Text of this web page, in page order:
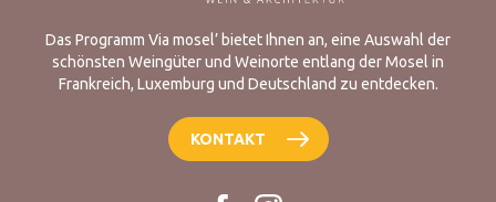
Das Programm Via mosel’ bietet Ihnen an, eine Auswahl der
schönsten Weingüter und Weinorte entlang der Mosel in
Frankreich, Luxemburg und Deutschland zu entdecken.
KONTAKT